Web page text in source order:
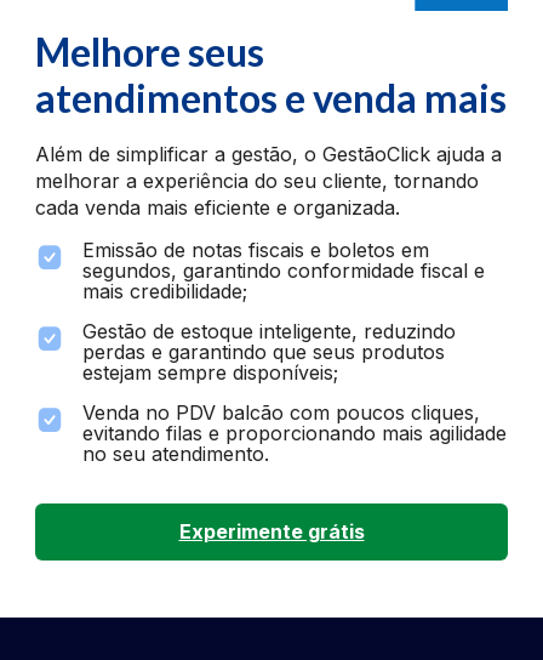
Melhore seus
atendimentos e venda mais
Além de simplificar a gestão, o GestãoClick ajuda a
melhorar a experiência do seu cliente, tornando
cada venda mais eficiente e organizada.
Emissão de notas fiscais e boletos em
segundos, garantindo conformidade fiscal e
mais credibilidade;
Gestão de estoque inteligente, reduzindo
perdas e garantindo que seus produtos
estejam sempre disponíveis;
Venda no PDV balcão com poucos cliques,
evitando filas e proporcionando mais agilidade
no seu atendimento.
Experimente grátis